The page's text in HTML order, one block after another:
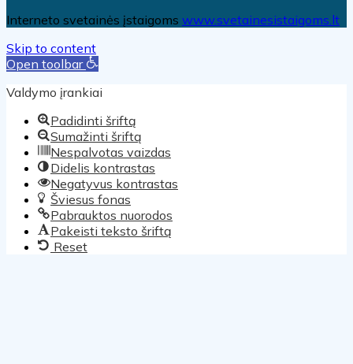
Interneto svetainės įstaigoms www.svetainesistaigoms.lt
Skip to content
Open toolbar
Valdymo įrankiai
Padidinti šriftą
Sumažinti šriftą
Nespalvotas vaizdas
Didelis kontrastas
Negatyvus kontrastas
Šviesus fonas
Pabrauktos nuorodos
Pakeisti teksto šriftą
Reset